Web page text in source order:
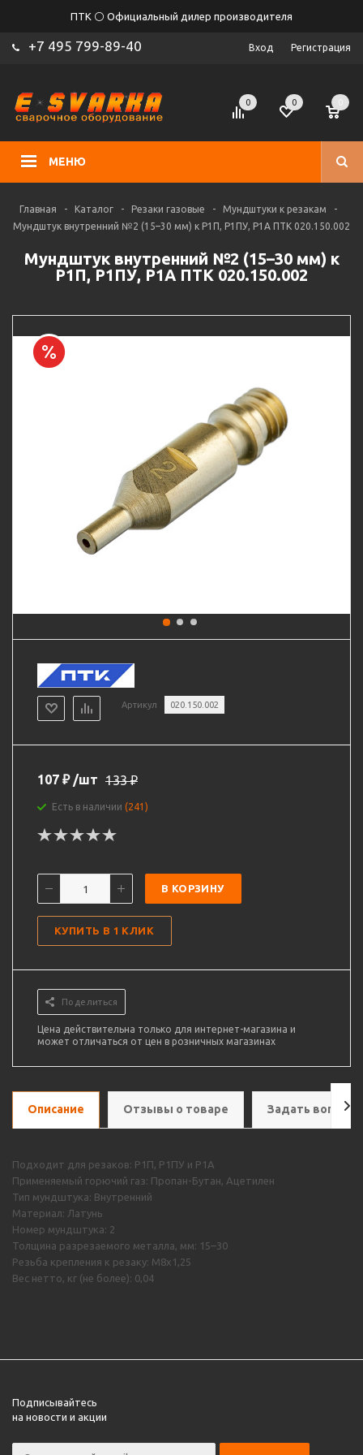
ПТК ⚪ Официальный дилер производителя
+7 495 799-89-40 Вход Регистрация
МЕНЮ
0 0
Главная - Каталог - Резаки газовые - Мундштуки к резакам
-
Мундштук внутренний №2 (15–30 мм) к Р1П, Р1ПУ, Р1А ПТК 020.150.002
Мундштук внутренний №2 (15–30 мм) к
Р1П, Р1ПУ, Р1А ПТК 020.150.002
Артикул 020.150.002
107 ₽ /шт 133₽
Есть в наличии (241)
В КОРЗИНУ
КУПИТЬ В 1 КЛИК
Поделиться
Цена действительна только для интернет-магазина и
может отличаться от цен в розничных магазинах
Описание Отзывы о товаре Задать вопрос
Подходит для резаков: Р1П, Р1ПУ и Р1А
Применяемый горючий газ: Пропан-Бутан, Ацетилен
Тип мундштука: Внутренний
Материал: Латунь
Номер мундштука: 2
Толщина разрезаемого металла, мм: 15–30
Резьба крепления к резаку: М8х1,25
Вес нетто, кг (не более): 0,04
Подписывайтесь
на новости и акции